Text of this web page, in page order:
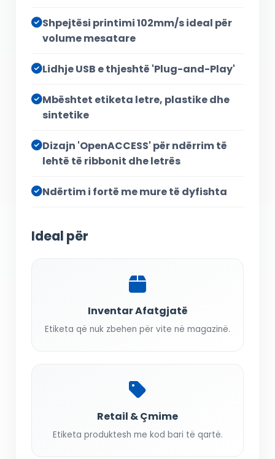
Shpejtësi printimi 102mm/s ideal për
volume mesatare
Lidhje USB e thjeshtë 'Plug-and-Play'
Mbështet etiketa letre, plastike dhe
sintetike
Dizajn 'OpenACCESS' për ndërrim të
lehtë të ribbonit dhe letrës
Ndërtim i fortë me mure të dyfishta
Ideal për
Inventar Afatgjatë
Etiketa që nuk zbehen për vite në magazinë.
Retail & Çmime
Etiketa produktesh me kod bari të qartë.